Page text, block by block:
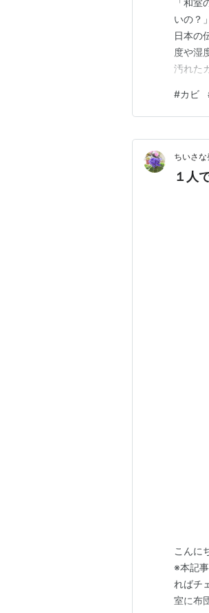
「和
いの？
日本の
度や湿
汚れた
ビの出
説しま
#カビ
ちいさ
１人
こんに
※本記
ればチ
室に布